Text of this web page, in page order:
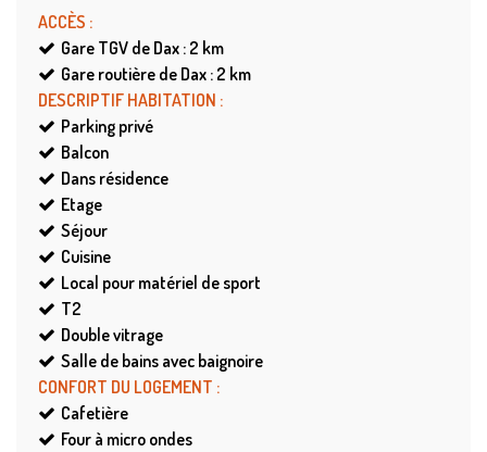
ACCÈS :
Gare TGV de Dax : 2 km
Gare routière de Dax : 2 km
DESCRIPTIF HABITATION :
Parking privé
Balcon
Dans résidence
Etage
Séjour
Cuisine
Local pour matériel de sport
T2
Double vitrage
Salle de bains avec baignoire
CONFORT DU LOGEMENT :
Cafetière
Four à micro ondes